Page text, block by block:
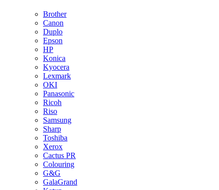
Brother
Canon
Duplo
Epson
HP
Konica
Kyocera
Lexmark
OKI
Panasonic
Ricoh
Riso
Samsung
Sharp
Toshiba
Xerox
Cactus PR
Colouring
G&G
GalaGrand